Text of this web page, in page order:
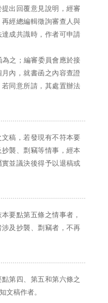
出回覆意見說明，經審
經總編輯徵詢審查人與
成共識時，作者可申請
之；編審委員會應於接
內，就書函之內容查證
同意所請，其處置辦法
稿，若發現有不符本要
襲、剽竊等情事，經本
並議決後得予以退稿或
要點第五條之情事者，
及抄襲、剽竊者，不再
第四、第五和第六條之
文稿作者。